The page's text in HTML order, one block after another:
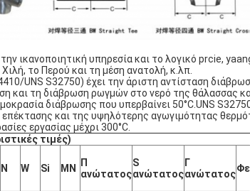
ικανοποιητική υπηρεσία και το λογικό prcie,
το Περού και τη μέση ανατολή, κ.λπ.
UNS S32750) έχει την άριστη αντίσταση
και τη διάβρωση ρωγμών στο νερό της θάλασσας
διάβρωσης που υπερβαίνει 50°C.UNS
και της υψηλότερης αγωγιμότητας
εργασίας μέχρι 300°C.
τιμές)
Ν W Si ΜΝ
Π
ανώτατος
S
ανώτατος
Γ
ανώτατοςΦε